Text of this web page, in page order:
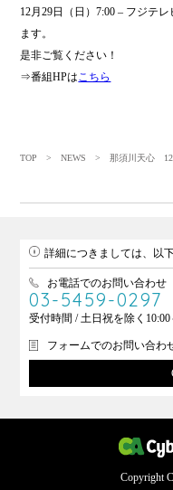
12月29日（日）7:00 – フジテ
ます。
是非ご覧ください！
⇒番組HPはこちら
TOP
>NEWS > 那須川天心 12月
詳細につきましては、以
お電話でのお問い合わせ
03-5459-0297
受付時間 / 土日祝を除く10:00
フォームでのお問い合わ
Copyright